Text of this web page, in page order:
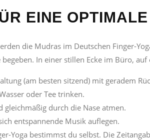
EINE
die Mudras im Deutschen Finger-
In einer stillen Ecke im Büro,
(am besten sitzend) mit geradem
oder Tee trinken.
gleichmäßig durch die Nase atmen.
entspannende Musik auflegen.
Yoga bestimmst du selbst. Die